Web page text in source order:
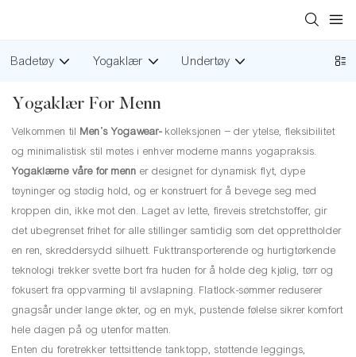
Badetøy Yogaklær Undertøy
Yogaklær For Menn
Velkommen til Men's Yogawear- kolleksjonen – der ytelse, fleksibilitet
og minimalistisk stil møtes i enhver moderne manns yogapraksis.
Yogaklærne våre for menn er designet for dynamisk flyt, dype
tøyninger og stødig hold, og er konstruert for å bevege seg med
kroppen din, ikke mot den. Laget av lette, fireveis stretchstoffer, gir
det ubegrenset frihet for alle stillinger samtidig som det opprettholder
en ren, skreddersydd silhuett. Fukttransporterende og hurtigtørkende
teknologi trekker svette bort fra huden for å holde deg kjølig, tørr og
fokusert fra oppvarming til avslapning. Flatlock-sømmer reduserer
gnagsår under lange økter, og en myk, pustende følelse sikrer komfort
hele dagen på og utenfor matten.
Enten du foretrekker tettsittende tanktopp, støttende leggings,